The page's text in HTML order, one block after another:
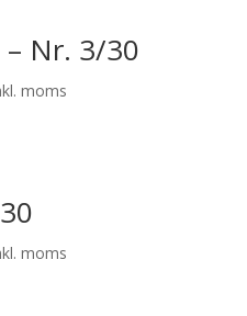
– Nr. 3/30
moms
moms